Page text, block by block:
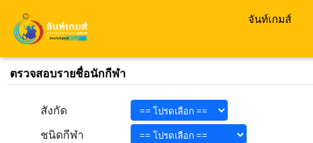
จันท์เกมส์
ตรวจสอบรายชื่อนักกีฬา
สังกัด
ชนิดกีฬา